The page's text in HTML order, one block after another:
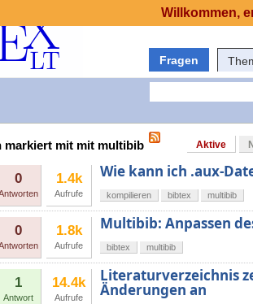
Fragen
markiert mit mit multibib Aktive
0 1.4k
Aufrufe
Wie kann ich .aux-
kompilieren bibtex multibib
0 1.8k
Aufrufe
Multibib: Anpassen
bibtex multibib
1
Antwort
14.4k
Aufrufe
Literaturverzeichnis
Änderungen an
Willkommen,